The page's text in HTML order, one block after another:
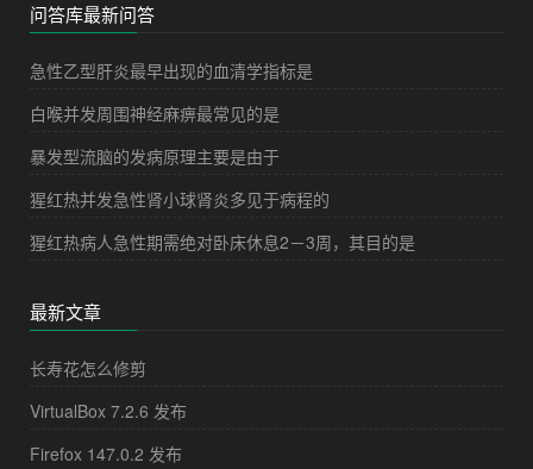
问答库最新问答
急性乙型肝炎最早出现的血清学指标是
白喉并发周围神经麻痹最常见的是
暴发型流脑的发病原理主要是由于
猩红热并发急性肾小球肾炎多见于病程的
猩红热病人急性期需绝对卧床休息2－3周，其目的是
最新文章
长寿花怎么修剪
VirtualBox 7.2.6 发布
Firefox 147.0.2 发布